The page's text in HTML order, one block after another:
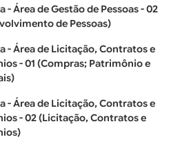
- Área de Gestão de Pessoas - 02
de Pessoas)
- Área de Licitação, Contratos e
- 01 (Compras; Patrimônio e
- Área de Licitação, Contratos e
- 02 (Licitação, Contratos e